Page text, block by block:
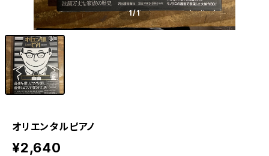
1/1
オリエンタルピアノ
¥2,640